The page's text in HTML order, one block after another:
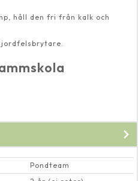
håll den fri från kalk och
Pondteam